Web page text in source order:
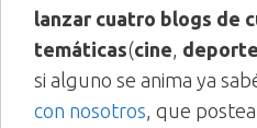
lanzar cuatro blogs de
temáticas(cine deporte
si alguno se anima ya
con nosotros , que